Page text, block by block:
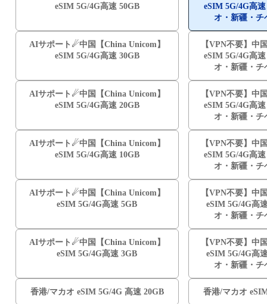
eSIM 5G/4G高速 50GB
eSIM 5G/4G高
オ・新疆・チ
AIサポート☄中国【China Unicom】
eSIM 5G/4G高速 30GB
【VPN不要】中
eSIM 5G/4G高
オ・新疆・チ
AIサポート☄中国【China Unicom】
eSIM 5G/4G高速 20GB
【VPN不要】中
eSIM 5G/4G高
オ・新疆・チ
AIサポート☄中国【China Unicom】
eSIM 5G/4G高速 10GB
【VPN不要】中
eSIM 5G/4G高
オ・新疆・チ
AIサポート☄中国【China Unicom】
eSIM 5G/4G高速 5GB
【VPN不要】中
eSIM 5G/4G高
オ・新疆・チ
AIサポート☄中国【China Unicom】
eSIM 5G/4G高速 3GB
【VPN不要】中
eSIM 5G/4G高
オ・新疆・チ
香港/マカオ eSIM 5G/4G 高速 20GB 香港/マカオ